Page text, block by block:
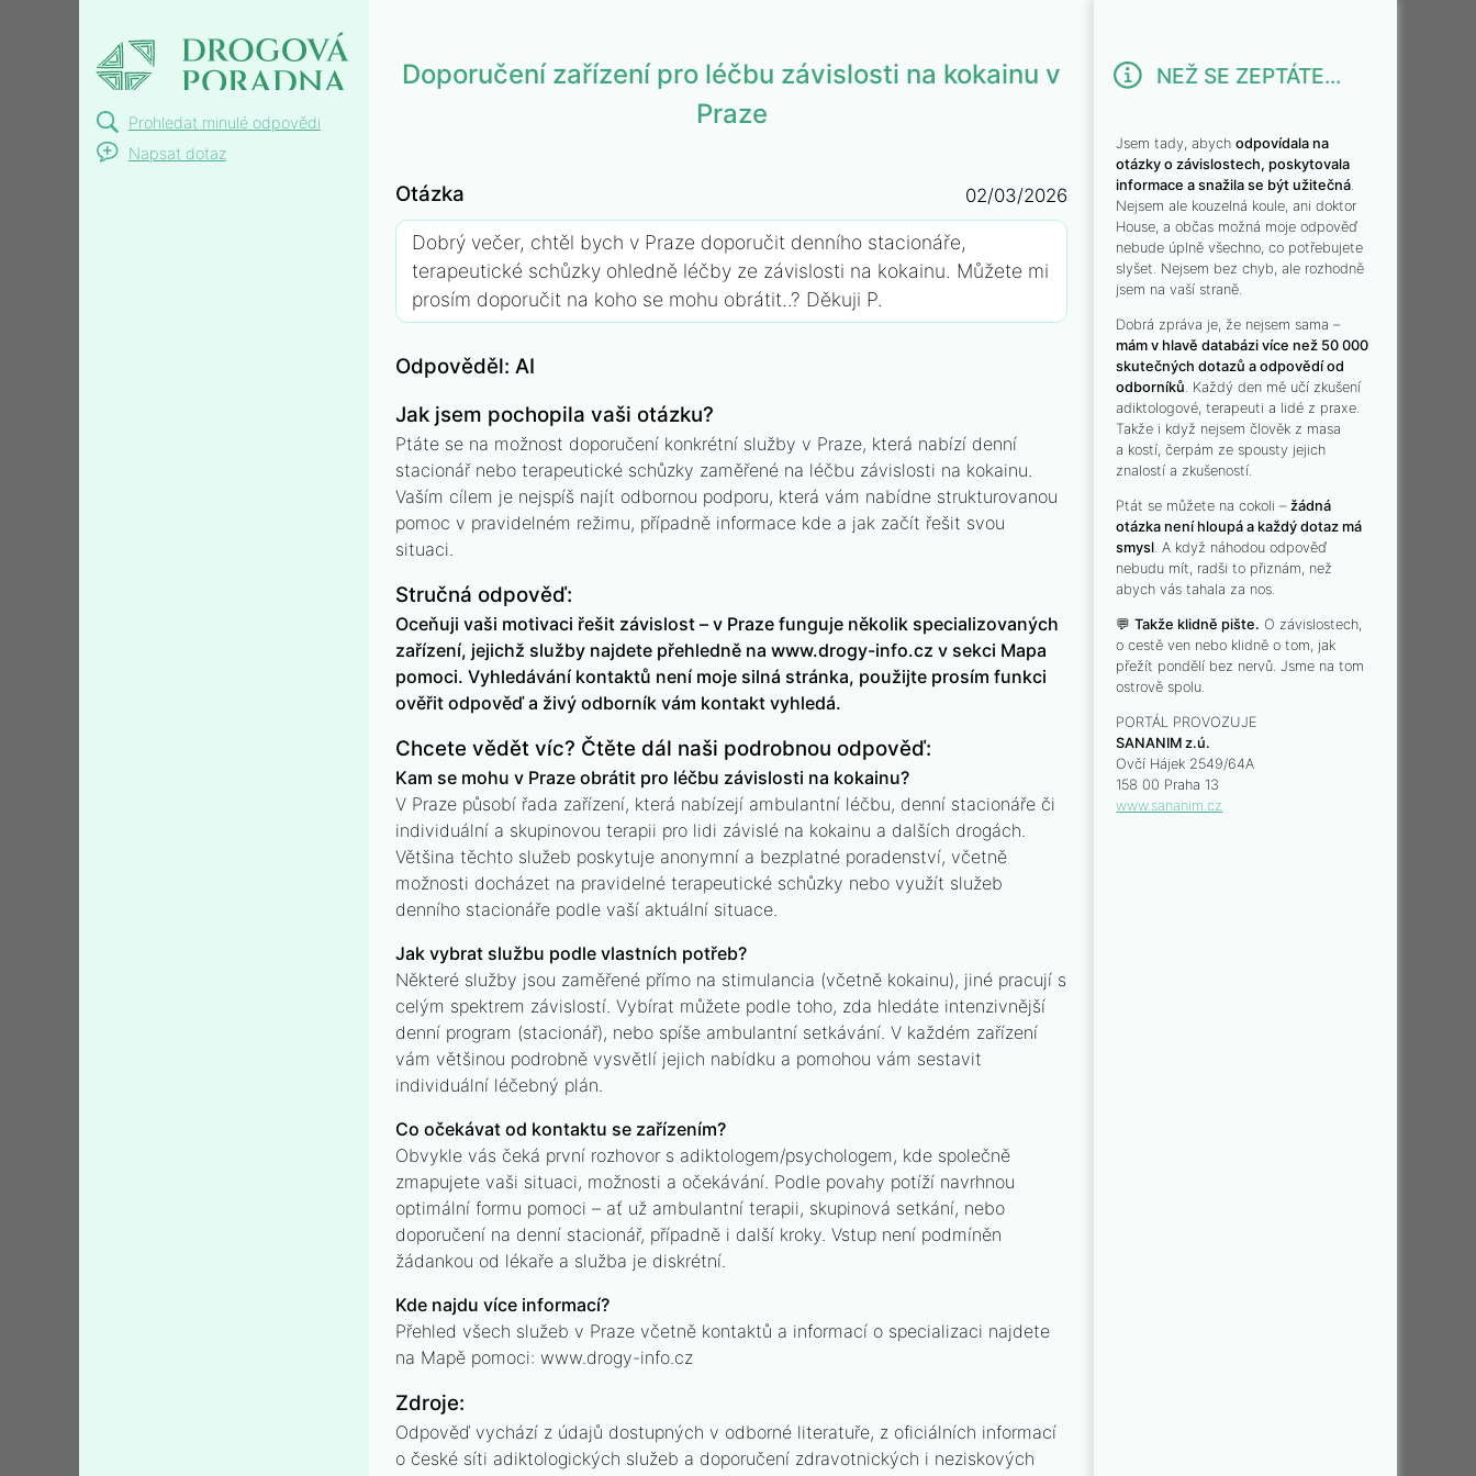
pro léčbu závislosti na
kokainu v Praze
Prohledat minulé odpovědi
Napsat dotaz
Doporučení zařízení pro léčbu závislosti na kokainu v
Praze
Otázka 02/03/2026
Dobrý večer, chtěl bych v Praze doporučit denního stacionáře,
terapeutické schůzky ohledně léčby ze závislosti na kokainu. Můžete mi
prosím doporučit na koho se mohu obrátit..? Děkuji P.
Odpověděl: AI
Jak jsem pochopila vaši otázku?
Ptáte se na možnost doporučení konkrétní služby v Praze, která nabízí denní
stacionář nebo terapeutické schůzky zaměřené na léčbu závislosti na kokainu.
Vaším cílem je nejspíš najít odbornou podporu, která vám nabídne strukturovanou
pomoc v pravidelném režimu, případně informace kde a jak začít řešit svou
situaci.
Stručná odpověď:
Oceňuji vaši motivaci řešit závislost – v Praze funguje několik specializovaných
zařízení, jejichž služby najdete přehledně na www.drogy-info.cz v sekci Mapa
pomoci. Vyhledávání kontaktů není moje silná stránka, použijte prosím funkci
ověřit odpověď a živý odborník vám kontakt vyhledá.
Chcete vědět víc? Čtěte dál naši podrobnou odpověď:
Kam se mohu v Praze obrátit pro léčbu závislosti na kokainu?
V Praze působí řada zařízení, která nabízejí ambulantní léčbu, denní stacionáře či
individuální a skupinovou terapii pro lidi závislé na kokainu a dalších drogách.
Většina těchto služeb poskytuje anonymní a bezplatné poradenství, včetně
možnosti docházet na pravidelné terapeutické schůzky nebo využít služeb
denního stacionáře podle vaší aktuální situace.
Jak vybrat službu podle vlastních potřeb?
Některé služby jsou zaměřené přímo na stimulancia (včetně kokainu), jiné pracují s
celým spektrem závislostí. Vybírat můžete podle toho, zda hledáte intenzivnější
denní program (stacionář), nebo spíše ambulantní setkávání. V každém zařízení
vám většinou podrobně vysvětlí jejich nabídku a pomohou vám sestavit
individuální léčebný plán.
Co očekávat od kontaktu se zařízením?
Obvykle vás čeká první rozhovor s adiktologem/psychologem, kde společně
zmapujete vaši situaci, možnosti a očekávání. Podle povahy potíží navrhnou
optimální formu pomoci – ať už ambulantní terapii, skupinová setkání, nebo
doporučení na denní stacionář, případně i další kroky. Vstup není podmíněn
žádankou od lékaře a služba je diskrétní.
Kde najdu více informací?
Přehled všech služeb v Praze včetně kontaktů a informací o specializaci najdete
na Mapě pomoci: www.drogy-info.cz
Zdroje:
Odpověď vychází z údajů dostupných v odborné literatuře, z oficiálních informací
o české síti adiktologických služeb a doporučení zdravotnických i neziskových
NEŽ SE ZEPTÁTE...
Jsem tady, abychodpovídala na
otázky o závislostech, poskytovala
informace a snažila se být užitečná.
Nejsem ale kouzelná koule, ani doktor
House, a občas možná moje odpověď
nebude úplně všechno, co potřebujete
slyšet. Nejsem bez chyb, ale rozhodně
jsem na vaší straně.
Dobrá zpráva je, že nejsem sama –
mám v hlavě databázi více než 50 000
skutečných dotazů a odpovědí od
odborníků. Každý den mě učí zkušení
adiktologové, terapeuti a lidé z praxe.
Takže i když nejsem člověk z masa
a kostí, čerpám ze spousty jejich
znalostí a zkušeností.
Ptát se můžete na cokoli –žádná
otázka není hloupá a každý dotaz má
smysl. A když náhodou odpověď
nebudu mít, radši to přiznám, než
abych vás tahala za nos.
💬Takže klidně pište. O závislostech,
o cestě ven nebo klidně o tom, jak
přežít pondělí bez nervů. Jsme na tom
ostrově spolu.
PORTÁL PROVOZUJE
SANANIM z.ú.
Ovčí Hájek 2549/64A
158 00 Praha 13
www.sananim.cz